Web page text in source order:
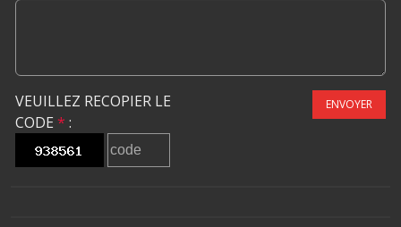
VEUILLEZ RECOPIER LE
CODE * :
ENVOYER